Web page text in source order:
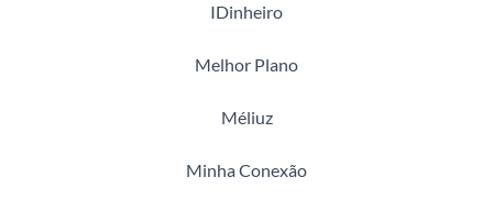
IDinheiro
Melhor Plano
Méliuz
Minha Conexão